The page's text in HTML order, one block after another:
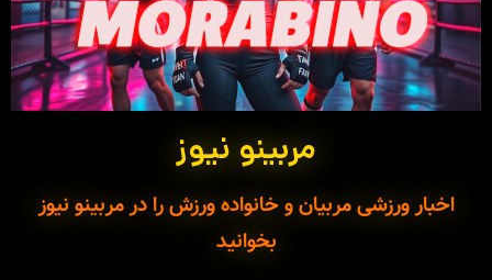
مربینو نیوز
اخبار ورزشی مربیان و خانواده ورزش را در مربینو نیوز
بخوانید